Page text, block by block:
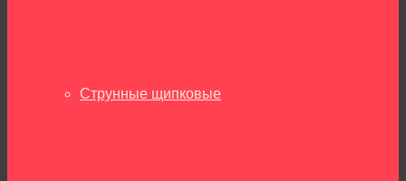
Струнные щипковые